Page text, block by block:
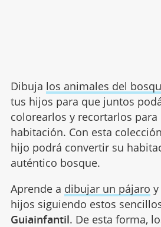
Dibuja los animales del
tus hijos para que juntos
colorearlos y recortarlos para
habitación. Con esta
hijo podrá convertir su
auténtico bosque.
Aprende a dibujar un pájaro
hijos siguiendo estos
Guiainfantil. De esta forma,